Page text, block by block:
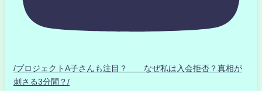
/プロジェクトA子さんも注目？ なぜ私は入会拒否？真相が
刺さる3分間？/